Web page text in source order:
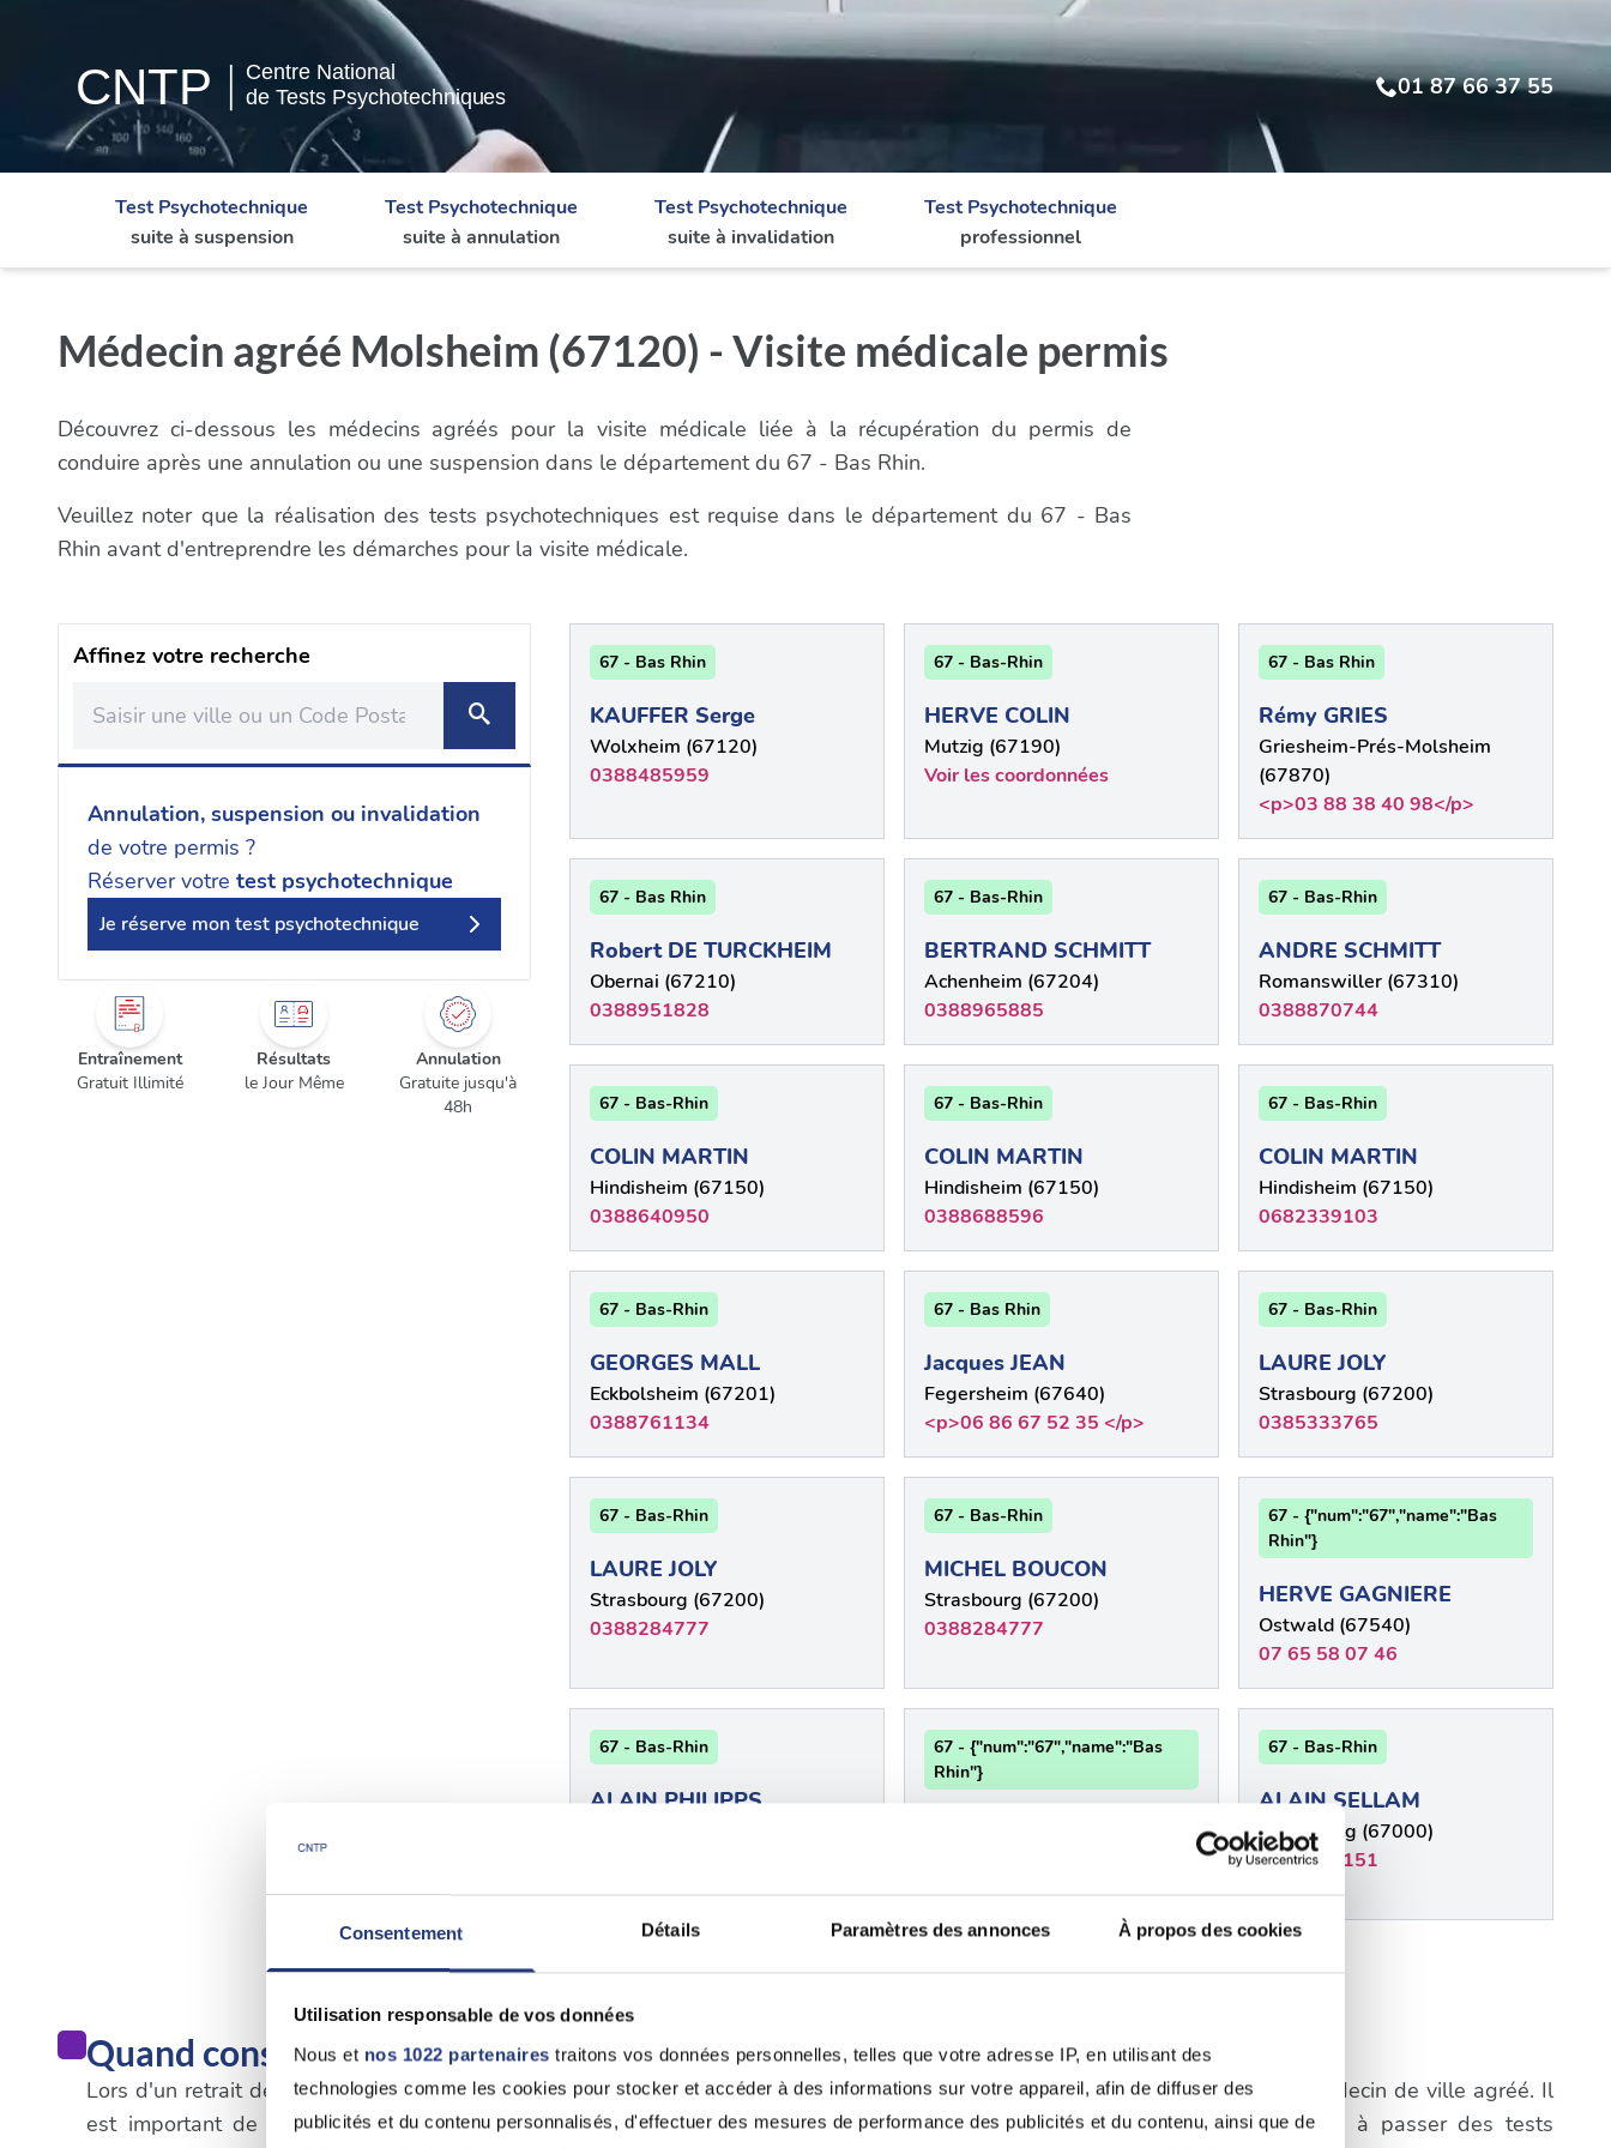
Consentement Détails Paramètres des annonces À propos des cookies
Utilisation responsable de vos données
Nous et nos 1022 partenaires traitons vos données personnelles, telles que votre adresse IP, en utilisant des
technologies comme les cookies pour stocker et accéder à des informations sur votre appareil, afin de diffuser des
publicités et du contenu personnalisés, d'effectuer des mesures de performance des publicités et du contenu, ainsi que de
01 87 66 37 55
Test Psychotechnique
suite à suspension
Test Psychotechnique
suite à annulation
Test Psychotechnique
suite à invalidation
Test Psychotechnique
professionnel
Médecin agréé Molsheim (67120) - Visite médicale permis
Découvrez ci-dessous les médecins agréés pour la visite médicale liée à la récupération du permis de
conduire après une annulation ou une suspension dans le département du 67 - Bas Rhin.
Veuillez noter que la réalisation des tests psychotechniques est requise dans le département du 67 - Bas
Rhin avant d'entreprendre les démarches pour la visite médicale.
Affinez votre recherche
Annulation, suspension ou invalidation
de votre permis ?
Réserver votre test psychotechnique
Je réserve mon test psychotechnique
Entraînement
Gratuit Illimité
Résultats
le Jour Même
Annulation
Gratuite jusqu'à
48h
67 - Bas Rhin
KAUFFER Serge
Wolxheim (67120)
0388485959
67 - Bas-Rhin
HERVE COLIN
Mutzig (67190)
Voir les coordonnées
67 - Bas Rhin
Rémy GRIES
Griesheim-Prés-Molsheim
(67870)
<p>03 88 38 40 98</p>
67 - Bas Rhin
Robert DE TURCKHEIM
Obernai (67210)
0388951828
67 - Bas-Rhin
BERTRAND SCHMITT
Achenheim (67204)
0388965885
67 - Bas-Rhin
ANDRE SCHMITT
Romanswiller (67310)
0388870744
67 - Bas-Rhin
COLIN MARTIN
Hindisheim (67150)
0388640950
67 - Bas-Rhin
COLIN MARTIN
Hindisheim (67150)
0388688596
67 - Bas-Rhin
COLIN MARTIN
Hindisheim (67150)
0682339103
67 - Bas-Rhin
GEORGES MALL
Eckbolsheim (67201)
0388761134
67 - Bas Rhin
Jacques JEAN
Fegersheim (67640)
<p>06 86 67 52 35 </p>
67 - Bas-Rhin
LAURE JOLY
Strasbourg (67200)
0385333765
67 - Bas-Rhin
LAURE JOLY
Strasbourg (67200)
0388284777
67 - Bas-Rhin
MICHEL BOUCON
Strasbourg (67200)
0388284777
67 - {"num":"67","name":"Bas
Rhin"}
HERVE GAGNIERE
Ostwald (67540)
07 65 58 07 46
67 - Bas-Rhin
ALAIN PHILIPPS
67 - {"num":"67","name":"Bas
Rhin"}
67 - Bas-Rhin
ALAIN SELLAM
Strasbourg (67000)
0388756151
Voir plus
Quand consulter un médecin pour permis de conduire à Molsheim
Lors d'un retrait de permis de conduire qui n'est pas lié à l'alcoolémie ou aux stupéfiants, il est obligatoire de consulter un médecin de ville agréé. Il
est important de suivre les procédures spécifiques établies pour la récupération du permis. La première étape consistera à passer des tests